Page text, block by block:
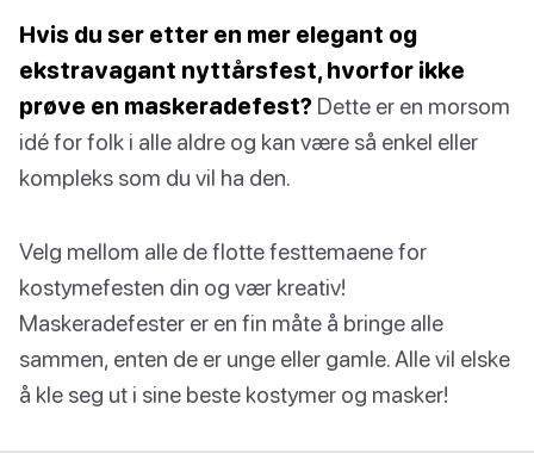
Hvis du ser etter en mer elegant og
ekstravagant nyttårsfest, hvorfor ikke
prøve en maskeradefest? Dette er en morsom
idé for folk i alle aldre og kan være så enkel eller
kompleks som du vil ha den.
Velg mellom alle de flotte festtemaene for
kostymefesten din og vær kreativ!
Maskeradefester er en fin måte å bringe alle
sammen, enten de er unge eller gamle. Alle vil elske
å kle seg ut i sine beste kostymer og masker!